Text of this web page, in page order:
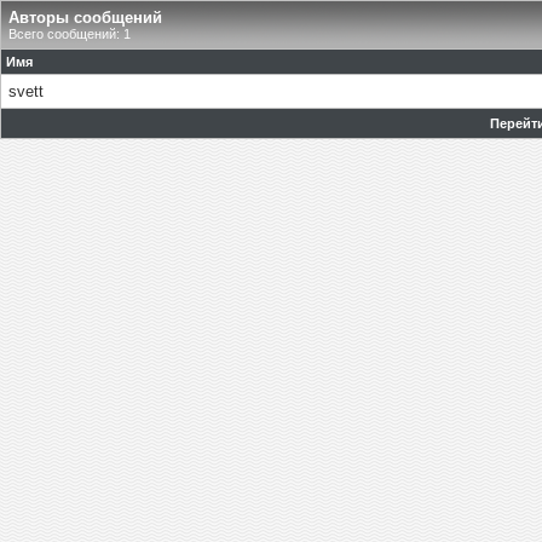
Авторы сообщений
Всего сообщений: 1
Имя
svett